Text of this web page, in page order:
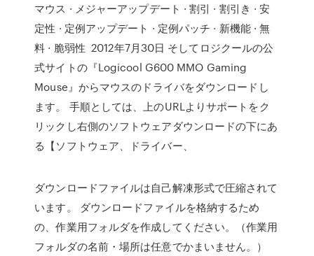
マウス · メジャーアップデート · 割引 · 割引き · 安
定性 · 定例アップデート · 定例パッチ · 新機能 · 無
料 · 脆弱性 2012年7月30日 そしてロジクールの公
式サイトの『Logicool G600 MMO Gaming
Mouse』からマウスのドライバをダウンロードし
ます。 手順としては、上のURLよりサポートをク
リックし右側のソフトウェアダウンロードの下にあ
る【ソフトウェア、ドライバー、
ダウンロードファイルは自己解凍形式で圧縮されて
います。 ダウンロードファイルを格納するため
の、作業用フォルダを作成してください。（作業用
フォルダの名前・場所は任意でかまいません。）